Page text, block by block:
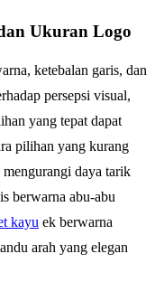
Ukuran Logo
ketebalan garis, dan
persepsi visual,
yang tepat dapat
pilihan yang kurang
daya tarik
berwarna abu-abu
kayu ek berwarna
arah yang elegan